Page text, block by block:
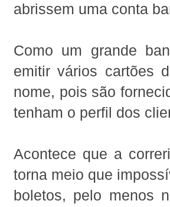
abrissem uma conta
Como um grande
emitir vários cartões
nome, pois são
tenham o perfil dos
Acontece que a
torna meio que
boletos, pelo menos